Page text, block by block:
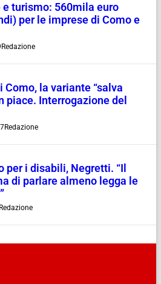
e turismo: 560mila euro
per le imprese di Como e
Redazione
Como, la variante “salva
piace. Interrogazione del
Redazione
per i disabili, Negretti. “Il
di parlare almeno legga le
Redazione